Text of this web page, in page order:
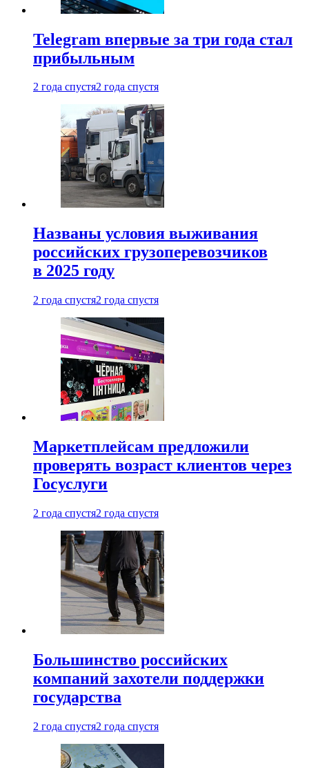
Telegram впервые за три года стал
прибыльным
2 года спустя2 года спустя
Названы условия выживания
российских грузоперевозчиков
в 2025 году
2 года спустя2 года спустя
Маркетплейсам предложили
проверять возраст клиентов через
Госуслуги
2 года спустя2 года спустя
Большинство российских
компаний захотели поддержки
государства
2 года спустя2 года спустя